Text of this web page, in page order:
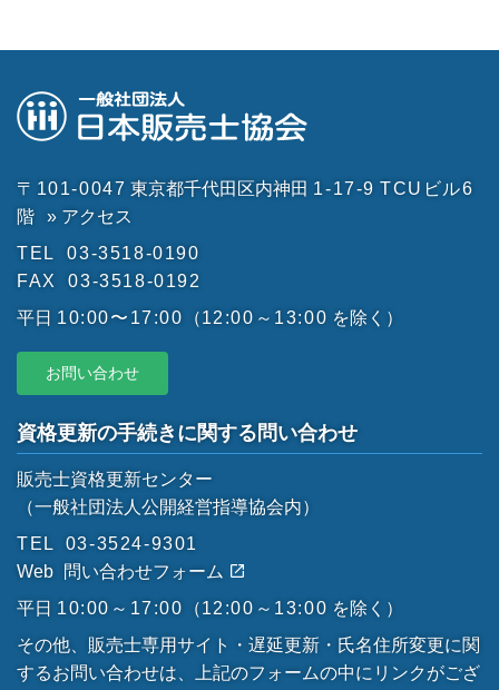
〒101-0047 東京都千代田区内神田 1-17-9 TCUビル6
階
» アクセス
TEL
03-3518-0190
FAX
03-3518-0192
平日 10:00〜17:00 （12:00～13:00 を除く）
お問い合わせ
資格更新の手続きに関する問い合わせ
販売士資格更新センター
（一般社団法人公開経営指導協会内）
TEL
03-3524-9301
Web
問い合わせフォーム
平日 10:00～17:00 （12:00～13:00 を除く）
その他、販売士専用サイト・遅延更新・氏名住所変更に関
するお問い合わせは、上記のフォームの中にリンクがござ